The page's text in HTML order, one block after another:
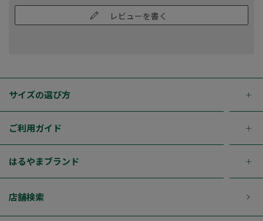
レビューを書く
サイズの選び方
ご利用ガイド
はるやまブランド
店舗検索